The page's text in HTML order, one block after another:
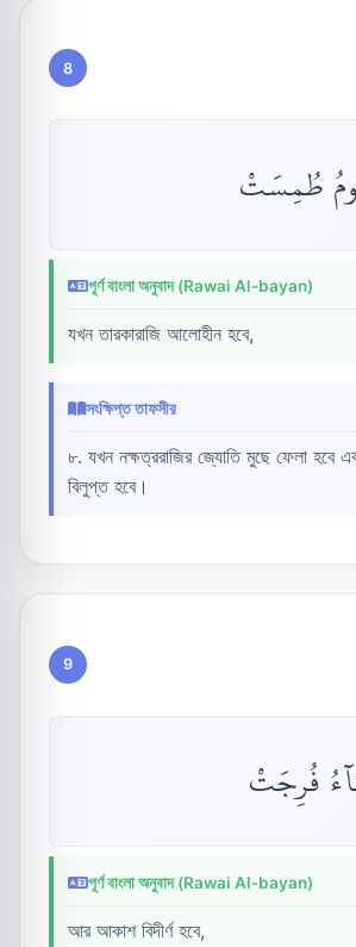
8
طُمِسَتْ
পূর্ণ বাংলা অনুবাদ (Rawai Al-bayan)
যখন তারকারাজি আলোহীন হবে,
সংক্ষিপ্ত তাফসীর
৮. যখন নক্ষত্ররাজির জ্যোতি মুছে ফেলা হবে
বিলুপ্ত হবে।
9
فُرِجَتْ
পূর্ণ বাংলা অনুবাদ (Rawai Al-bayan)
আর আকাশ বিদীর্ণ হবে,